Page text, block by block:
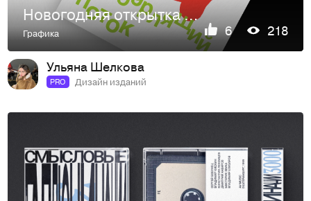
Новогодняя открытка 2025
Графика 6 218
Ульяна Шелкова
PRO Дизайн изданий